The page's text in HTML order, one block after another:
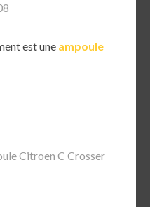
est une ampoule
Citroen C Crosser